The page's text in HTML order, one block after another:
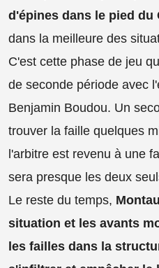
d'épines dans le pied du
dans la meilleure des
C'est cette phase de jeu
de seconde période avec
Benjamin Boudou. Un
trouver la faille quelques
l'arbitre est revenu à une
sera presque les deux
Le reste du temps,
situation et les avants
les failles dans la